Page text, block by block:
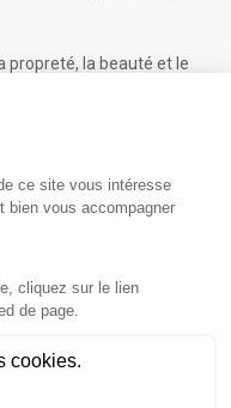
propreté, la beauté et le
Newsletter